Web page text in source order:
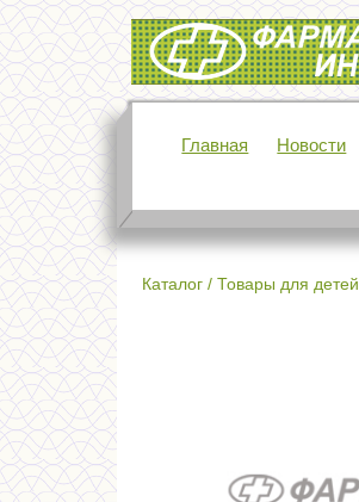
Интернет-аптека Фармация
Главная Новости
Каталог / Товары для детей